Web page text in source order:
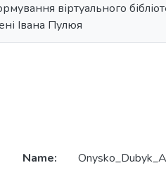
віртуального
Івана Пулюя
Name: